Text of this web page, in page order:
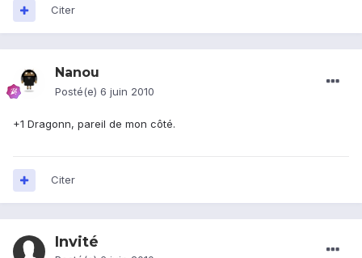
Citer
Nanou
Posté(e) 6 juin 2010
+1 Dragonn, pareil de mon côté.
Citer
Invité